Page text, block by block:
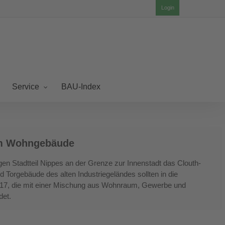
Login
Service BAU-Index
Wohngebäude
Stadtteil Nippes an der Grenze zur Innenstadt das Clouth-
Torgebäude des alten Industriegeländes sollten in die
die mit einer Mischung aus Wohnraum, Gewerbe und